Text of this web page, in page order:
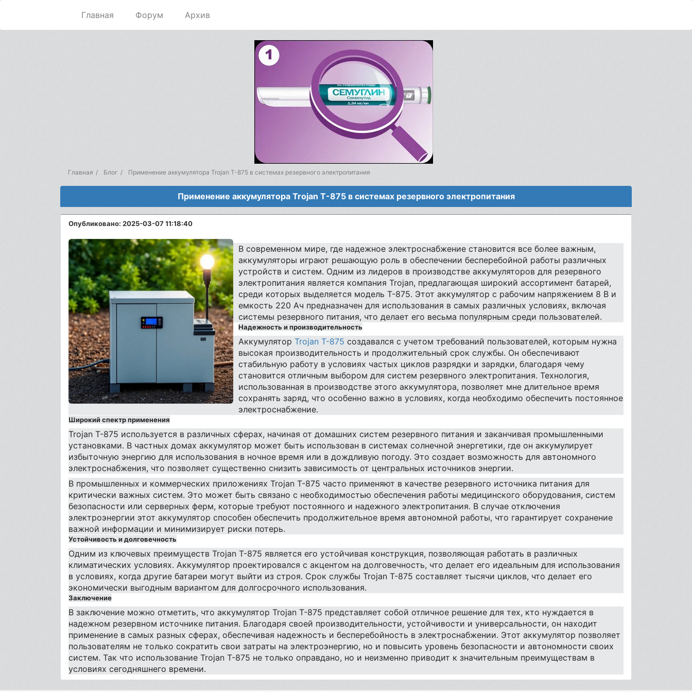
Главная Форум Архив
Главная Блог Применение аккумулятора Trojan T-875 в системах резервного электропитания
Применение аккумулятора Trojan T-875 в системах резервного электропитания
Опубликовано: 2025-03-07 11:18:40
В современном мире, где надежное электроснабжение становится все более важным,
аккумуляторы играют решающую роль в обеспечении бесперебойной работы различных
устройств и систем. Одним из лидеров в производстве аккумуляторов для резервного
электропитания является компания Trojan, предлагающая широкий ассортимент батарей,
среди которых выделяется модель T-875. Этот аккумулятор с рабочим напряжением 8 В и
емкость 220 Ач предназначен для использования в самых различных условиях, включая
системы резервного питания, что делает его весьма популярным среди пользователей.
Надежность и производительность
Аккумулятор Trojan T-875 создавался с учетом требований пользователей, которым нужна
высокая производительность и продолжительный срок службы. Он обеспечивают
стабильную работу в условиях частых циклов разрядки и зарядки, благодаря чему
становится отличным выбором для систем резервного электропитания. Технология,
использованная в производстве этого аккумулятора, позволяет мне длительное время
сохранять заряд, что особенно важно в условиях, когда необходимо обеспечить постоянное
электроснабжение.
Широкий спектр применения
Trojan T-875 используется в различных сферах, начиная от домашних систем резервного питания и заканчивая промышленными
установками. В частных домах аккумулятор может быть использован в системах солнечной энергетики, где он аккумулирует
избыточную энергию для использования в ночное время или в дождливую погоду. Это создает возможность для автономного
электроснабжения, что позволяет существенно снизить зависимость от центральных источников энергии.
В промышленных и коммерческих приложениях Trojan T-875 часто применяют в качестве резервного источника питания для
критически важных систем. Это может быть связано с необходимостью обеспечения работы медицинского оборудования, систем
безопасности или серверных ферм, которые требуют постоянного и надежного электропитания. В случае отключения
электроэнергии этот аккумулятор способен обеспечить продолжительное время автономной работы, что гарантирует сохранение
важной информации и минимизирует риски потерь.
Устойчивость и долговечность
Одним из ключевых преимуществ Trojan T-875 является его устойчивая конструкция, позволяющая работать в различных
климатических условиях. Аккумулятор проектировался с акцентом на долговечность, что делает его идеальным для использования
в условиях, когда другие батареи могут выйти из строя. Срок службы Trojan T-875 составляет тысячи циклов, что делает его
экономически выгодным вариантом для долгосрочного использования.
Заключение
В заключение можно отметить, что аккумулятор Trojan T-875 представляет собой отличное решение для тех, кто нуждается в
надежном резервном источнике питания. Благодаря своей производительности, устойчивости и универсальности, он находит
применение в самых разных сферах, обеспечивая надежность и бесперебойность в электроснабжении. Этот аккумулятор позволяет
пользователям не только сократить свои затраты на электроэнергию, но и повысить уровень безопасности и автономности своих
систем. Так что использование Trojan T-875 не только оправдано, но и неизменно приводит к значительным преимуществам в
условиях сегодняшнего времени.